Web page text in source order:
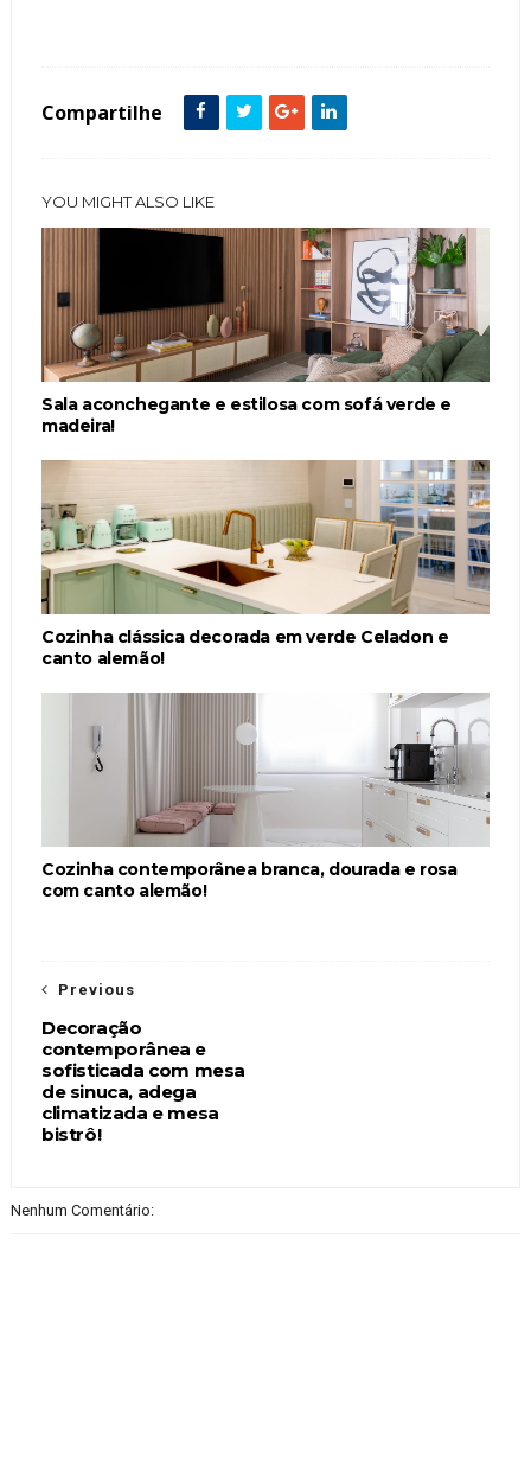
Compartilhe
YOU MIGHT ALSO LIKE
Sala aconchegante e estilosa com sofá verde e
madeira!
Cozinha clássica decorada em verde Celadon e
canto alemão!
Cozinha contemporânea branca, dourada e rosa
com canto alemão!
Previous
Decoração
contemporânea e
sofisticada com mesa
de sinuca, adega
climatizada e mesa
bistrô!
Nenhum Comentário: